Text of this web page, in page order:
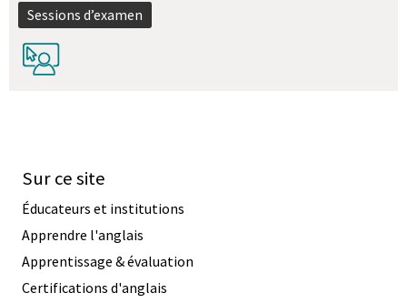
Sessions d’examen
Sur ce site
Éducateurs et institutions
Apprendre l'anglais
Apprentissage & évaluation
Certifications d'anglais